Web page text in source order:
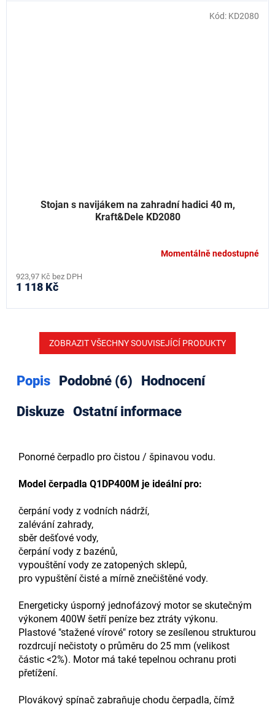
Stojan s navijákem na zahradní hadici 40 m,
Kraft&Dele KD2080
Momentálně nedostupné
923,97 Kč bez DPH
1 118 Kč
Kód: KD2080
ZOBRAZIT VŠECHNY SOUVISEJÍCÍ PRODUKTY
Popis Podobné (6)
Hodnocení
Diskuze Ostatní informace
Ponorné čerpadlo pro čistou / špinavou vodu.
Model čerpadla Q1DP400M je ideální pro:
čerpání vody z vodních nádrží,
zalévání zahrady,
sběr dešťové vody,
čerpání vody z bazénů,
vypouštění vody ze zatopených sklepů,
pro vypuštění čisté a mírně znečištěné vody.
Energeticky úsporný jednofázový motor se skutečným
výkonem 400W šetří peníze bez ztráty výkonu.
Plastové "stažené vírové" rotory se zesílenou strukturou
rozdrcují nečistoty o průměru do 25 mm (velikost
částic <2%). Motor má také tepelnou ochranu proti
přetížení.
Plovákový spínač zabraňuje chodu čerpadla, čímž